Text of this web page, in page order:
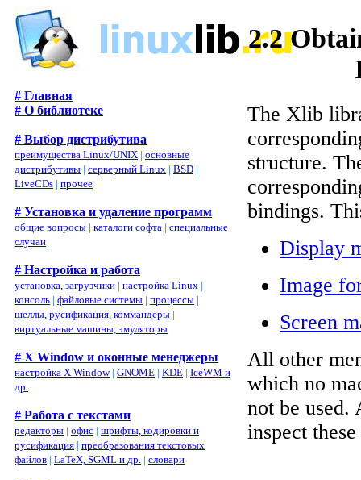
# Главная
# О библиотеке
# Выбор дистрибутива
преимущества Linux/UNIX | основные
дистрибутивы | серверный Linux | BSD |
LiveCDs | прочее
# Установка и удаление программ
общие вопросы | каталоги софта | специальные
случаи
# Настройка и работа
установка, загрузчики | настройка Linux |
консоль | файловые системы | процессы |
шеллы, русификация, коммандеры |
виртуальные машины, эмуляторы
# X Window и оконные менеджеры
настройка X Window| GNOME | KDE | IceWM и
др.
# Работа с текстами
редакторы | офис | шрифты, кодировки и
русификация | преобразования текстовых
файлов | LaTeX, SGML и др. | словари
2.2
The Xlib
structure.
bindings.
Display
Image
Screen
All other
which no
not be
inspect